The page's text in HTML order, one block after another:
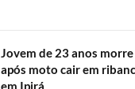
Jovem de 23 anos
após moto cair em
em Ipirá